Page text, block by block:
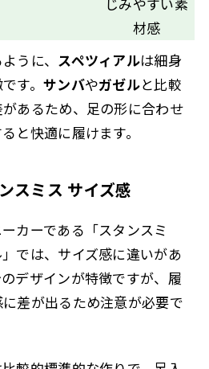
材感
うに、 スペツィアルは細身
す。 サンバやガゼルと比較
あるため、足の形に合わせ
と快適に履けます。
スミス サイズ感
カーである「スタンスミ
では、サイズ感に違いがあ
デザインが特徴ですが、履
差が出るため注意が必要で